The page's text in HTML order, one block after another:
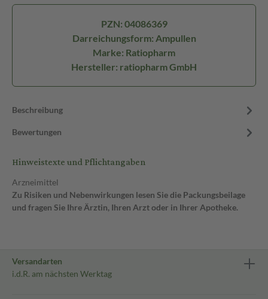
PZN: 04086369
Darreichungsform: Ampullen
Marke: Ratiopharm
Hersteller: ratiopharm GmbH
Beschreibung
Bewertungen
Hinweistexte und Pflichtangaben
Arzneimittel
Zu Risiken und Nebenwirkungen lesen Sie die Packungsbeilage
und fragen Sie Ihre Ärztin, Ihren Arzt oder in Ihrer Apotheke.
Versandarten
i.d.R. am nächsten Werktag